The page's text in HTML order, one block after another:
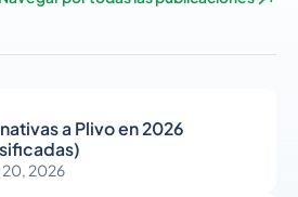
a Plivo en 2026
20, 2026